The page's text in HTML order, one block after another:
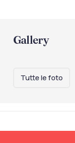
Gallery
Tutte le foto